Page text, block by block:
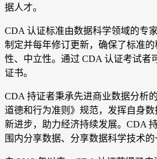
据人才。
CDA 认证标准由数据科学领域的专
制定并每年修订更新，确保了标准
性、中立性。通过 CDA 认证考试者
证书。
CDA 持证者秉承先进商业数据分析
道德和行为准则》规范，发挥自身
新进步，助力经济持续发展。CDA
围内分享数据、分享数据科学技术的